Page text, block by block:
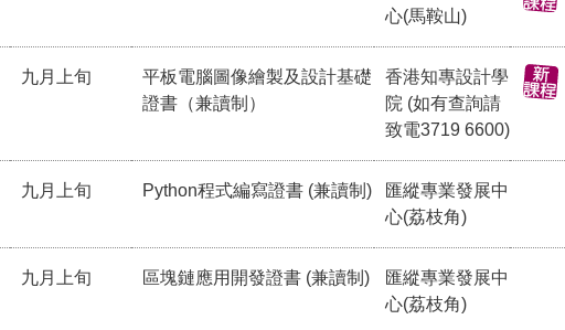
心(馬鞍山)
九月上旬
平板電腦圖像繪製及設計基礎
證書（兼讀制）
香港知專設計學
院 (如有查詢請
致電3719 6600)
九月上旬 Python程式編寫證書 (兼讀制)
匯縱專業發展中
心(荔枝角)
九月上旬 區塊鏈應用開發證書 (兼讀制)
匯縱專業發展中
心(荔枝角)